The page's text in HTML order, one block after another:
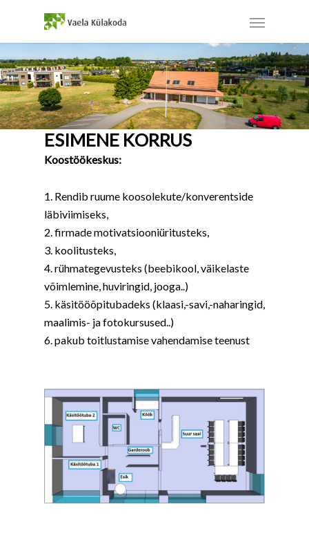
ESIMENE KORRUS
Koostöökeskus:
1. Rendib ruume koosolekute/konverentside
läbiviimiseks,
2. firmade motivatsiooniüritusteks,
3. koolitusteks,
4. rühmategevusteks (beebikool, väikelaste
võimlemine, huviringid, jooga..)
5. käsitööõpitubadeks (klaasi,-savi,-naharingid,
maalimis- ja fotokursused..)
6. pakub toitlustamise vahendamise teenust